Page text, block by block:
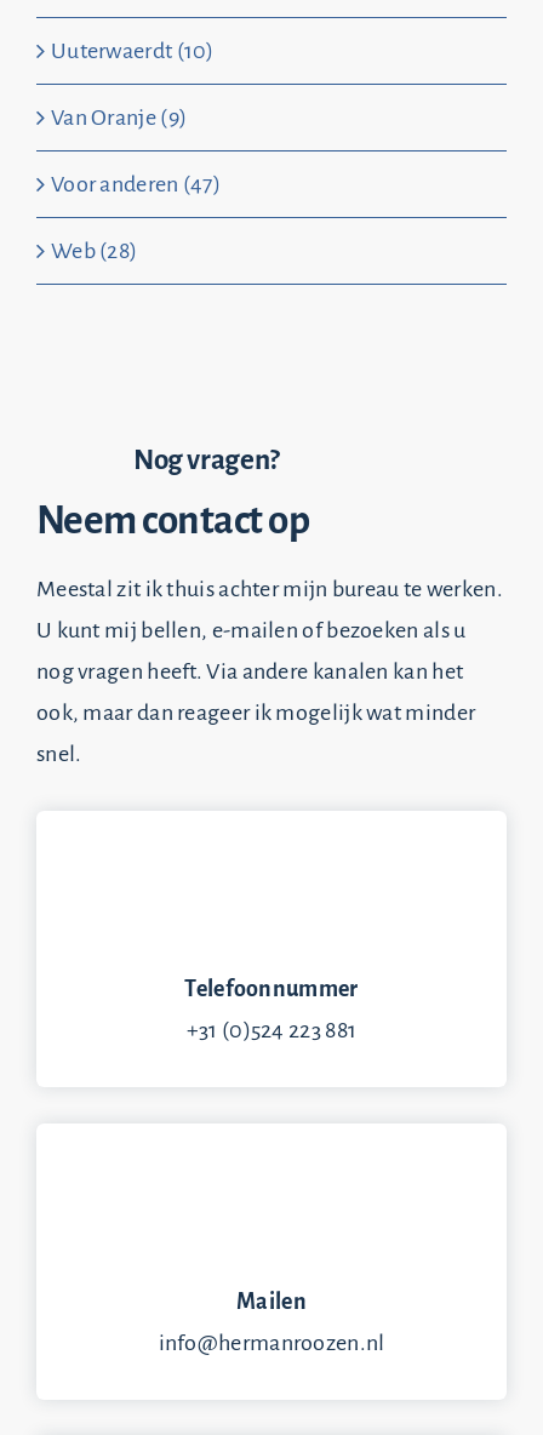
Uuterwaerdt (10)
Van Oranje (9)
Voor anderen (47)
Web (28)
Nog vragen?
Neem contact op
Meestal zit ik thuis achter mijn bureau te werken.
U kunt mij bellen, e-mailen of bezoeken als u
nog vragen heeft. Via andere kanalen kan het
ook, maar dan reageer ik mogelijk wat minder
snel.
Telefoonnummer
+31 (0)524 223 881
Mailen
info@hermanroozen.nl